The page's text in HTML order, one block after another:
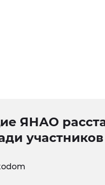
ЯНАО
участников